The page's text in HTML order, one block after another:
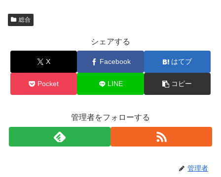
c
e
o
o
k
ot
e
総合
シェアする
X Facebook はてブ
Pocket LINE コピー
管理者をフォローする
管理者